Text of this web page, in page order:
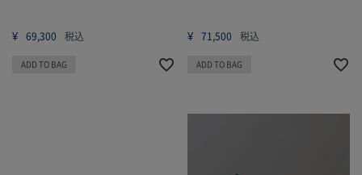
¥ 69,300 税込
ADD TO BAG
¥ 71,500 税込
ADD TO BAG